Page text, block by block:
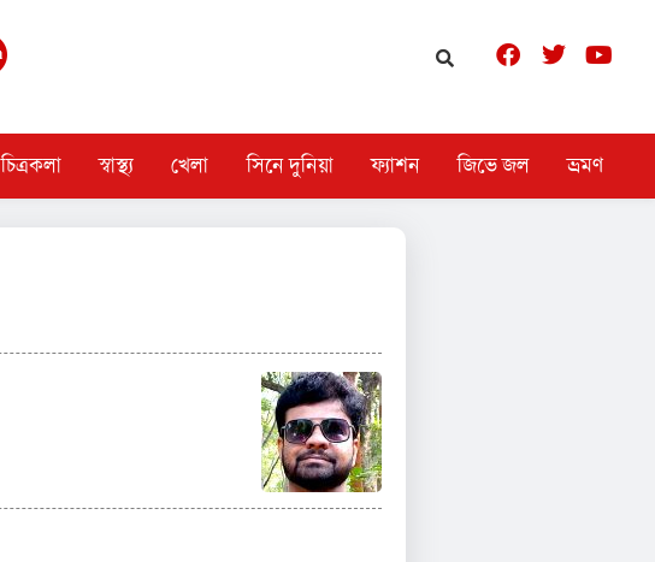
চিত্রকলা স্বাস্থ্য খেলা সিনে দুনিয়া ফ্যাশন জিভে জল ভ্রমণ